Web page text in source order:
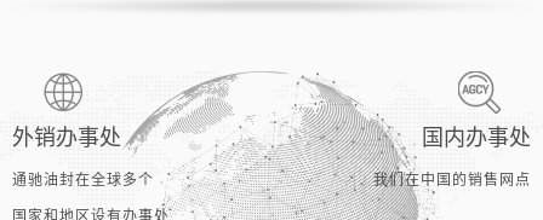
外销办事处
通驰油封在全球多个
国家和地区设有办事处
国内办事处
我们在中国的销售网点